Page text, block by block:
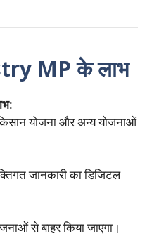
MP के लाभ
योजना और अन्य योजनाओं
जानकारी का डिजिटल
से बाहर किया जाएगा।